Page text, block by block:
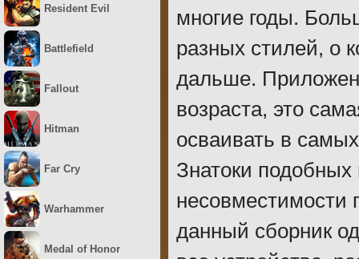
многие годы.
разных стилей, о
дальше.
возраста, это
осваивать в
Знатоки
несовместимости
данный сборник
Resident Evil
Battlefield
Fallout
Hitman
Far Cry
Warhammer
Medal of Honor